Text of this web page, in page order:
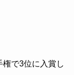
で3位に入賞し